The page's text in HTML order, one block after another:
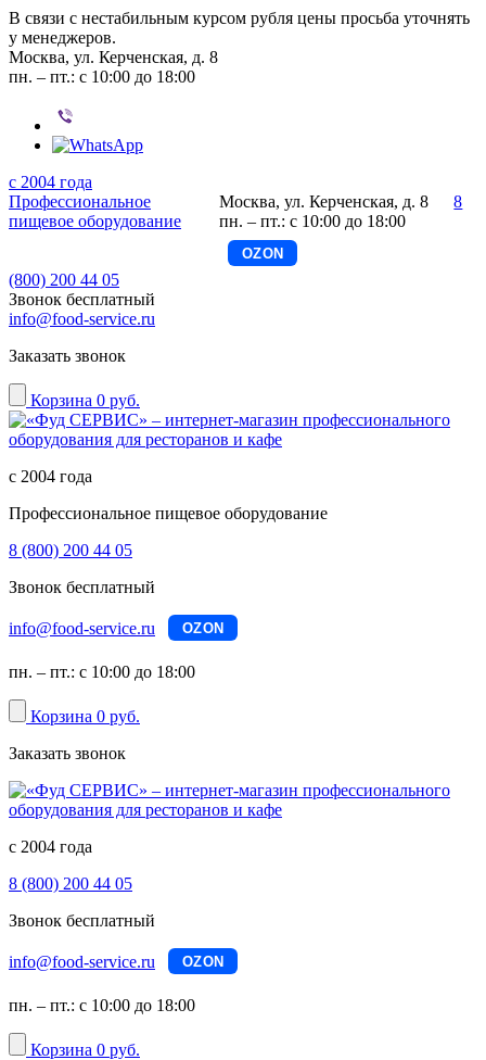
В связи с нестабильным курсом рубля цены просьба уточнять
у менеджеров.
Москва, ул. Керченская, д. 8
пн. – пт.: с 10:00 до 18:00
с 2004 года
Профессиональное
пищевое оборудование
Москва, ул. Керченская, д. 8
пн. – пт.: с 10:00 до 18:00
OZON
8
(800) 200 44 05
Звонок бесплатный
info@food-service.ru
Заказать звонок
Корзина 0 руб.
с 2004 года
Профессиональное пищевое оборудование
8 (800) 200 44 05
Звонок бесплатный
info@food-service.ru OZON
пн. – пт.: с 10:00 до 18:00
Корзина 0 руб.
Заказать звонок
с 2004 года
8 (800) 200 44 05
Звонок бесплатный
info@food-service.ru OZON
пн. – пт.: с 10:00 до 18:00
Корзина 0 руб.